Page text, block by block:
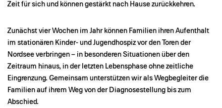
Zeit für sich und können gestärkt nach Hause zurückkehren.
Zunächst vier Wochen im Jahr können Familien ihren Aufenthalt
im stationären Kinder- und Jugendhospiz vor den Toren der
Nordsee verbringen – in besonderen Situationen über den
Zeitraum hinaus, in der letzten Lebensphase ohne zeitliche
Eingrenzung. Gemeinsam unterstützen wir als Wegbegleiter die
Familien auf ihrem Weg von der Diagnosestellung bis zum
Abschied.